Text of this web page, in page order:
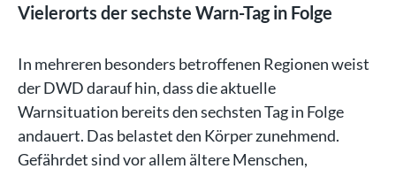
Vielerorts der sechste Warn-Tag in Folge
In mehreren besonders betroffenen Regionen weist
der DWD darauf hin, dass die aktuelle
Warnsituation bereits den sechsten Tag in Folge
andauert. Das belastet den Körper zunehmend.
Gefährdet sind vor allem ältere Menschen,